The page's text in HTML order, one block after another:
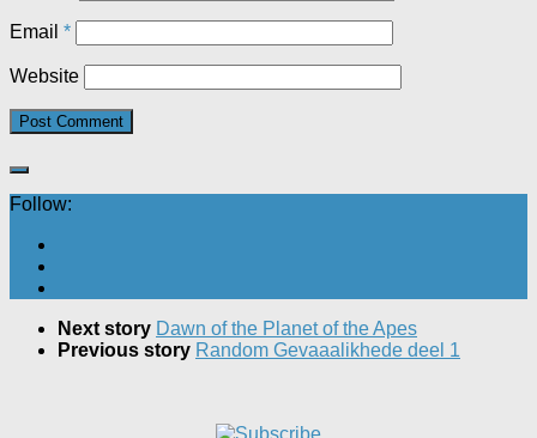
Email *
Website
Follow:
Next story Dawn of the Planet of the Apes
Previous story Random Gevaaalikhede deel 1